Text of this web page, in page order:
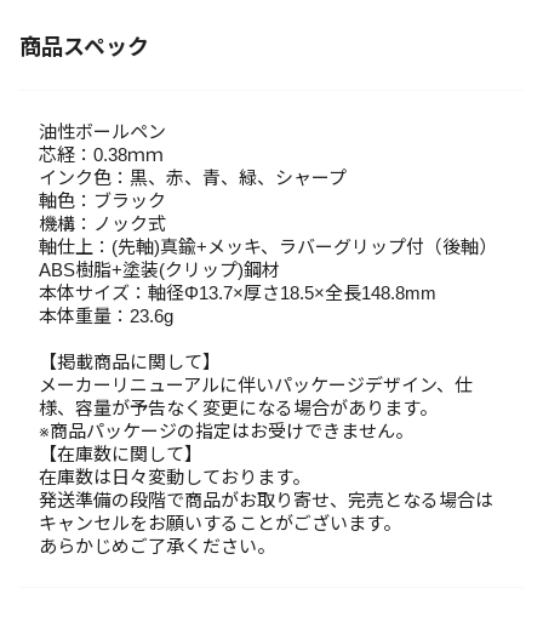
商品スペック
油性ボールペン
芯経：0.38ｍｍ
インク色：黒、赤、青、緑、シャープ
軸色：ブラック
機構：ノック式
軸仕上：(先軸)真鍮+メッキ、ラバーグリップ付（後軸）
ABS樹脂+塗装(クリップ)鋼材
本体サイズ：軸径Φ13.7×厚さ18.5×全長148.8mm
本体重量：23.6g
【掲載商品に関して】
メーカーリニューアルに伴いパッケージデザイン、仕
様、容量が予告なく変更になる場合があります。
※商品パッケージの指定はお受けできません。
【在庫数に関して】
在庫数は日々変動しております。
発送準備の段階で商品がお取り寄せ、完売となる場合は
キャンセルをお願いすることがございます。
あらかじめご了承ください。